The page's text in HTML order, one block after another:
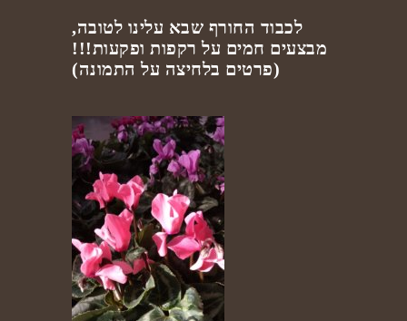
לכבוד החורף שבא עלינו לטובה,
מבצעים חמים על רקפות ופקעות!!!
(פרטים בלחיצה על התמונה)